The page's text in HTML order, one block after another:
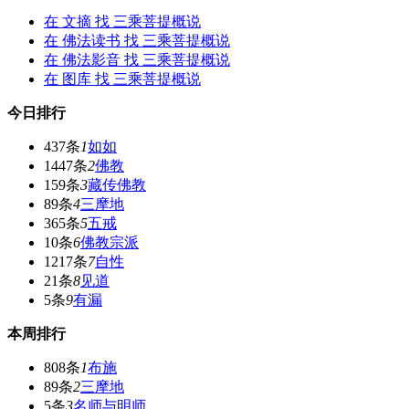
在 文摘 找 三乘菩提概说
在 佛法读书 找 三乘菩提概说
在 佛法影音 找 三乘菩提概说
在 图库 找 三乘菩提概说
今日排行
437条1如如
1447条2佛教
159条3藏传佛教
89条4三摩地
365条5五戒
10条6佛教宗派
1217条7自性
21条8见道
5条9有漏
本周排行
808条1布施
89条2三摩地
5条3名师与明师